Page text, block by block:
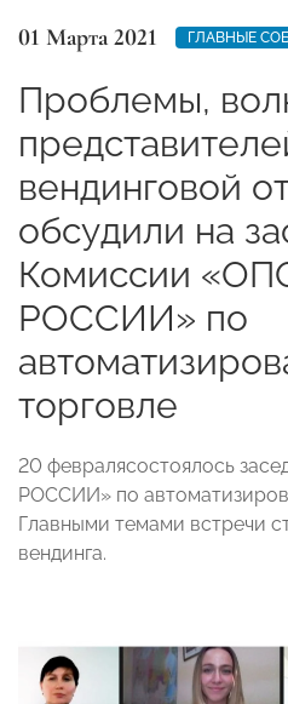
01 Марта 2021 ГЛАВНЫЕ
Проблемы,
вендинговой
обсудили на
Комиссии
РОССИИ» по
торговле
20 февралясостоялось
РОССИИ» по
Главными темами встречи
вендинга.